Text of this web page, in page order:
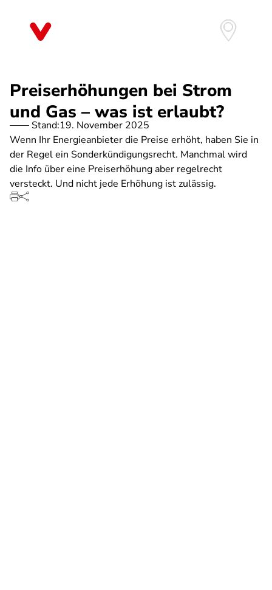
Preiserhöhungen bei Strom
und Gas – was ist erlaubt?
Stand:19. November 2025
Wenn Ihr Energieanbieter die Preise erhöht, haben Sie in
der Regel ein Sonderkündigungsrecht. Manchmal wird
die Info über eine Preiserhöhung aber regelrecht
versteckt. Und nicht jede Erhöhung ist zulässig.